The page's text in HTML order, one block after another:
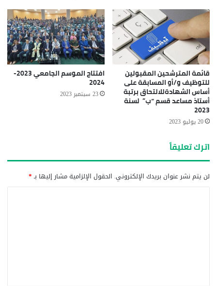
قائمة المترشحين المقبولين
للتوظيف و/أو المسابقة على
أساس الشهادةللالتحاق برتبة
أستاذ مساعد قسم “ب” لسنة
2023
20 يوليو 2023
افتتاح الموسم الجامعي 2023-
2024
23 سبتمبر 2023
اترك تعليقاً
لن يتم نشر عنوان بريدك الإلكتروني. الحقول الإلزامية مشار إليها بـ*